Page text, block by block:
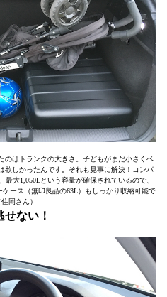
のはトランクの大きさ。子どもがまだ小さくベ
欲しかったんです。それも見事に解決！コンパ
大1,050Lという容量が確保されているので、
ース（無印良品の63L）もしっかり収納可能で
岡さん）
ない！